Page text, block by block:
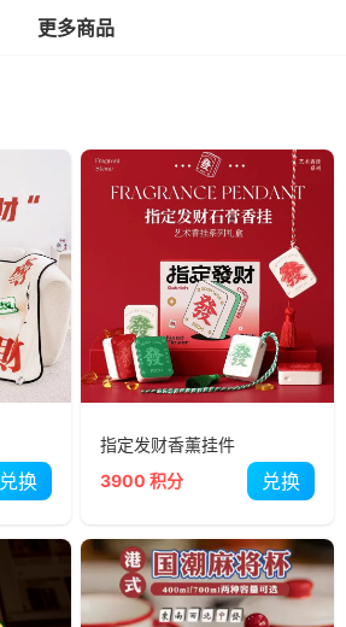
更多商品
兑换
指定发财香薰挂件
3900 积分
兑换